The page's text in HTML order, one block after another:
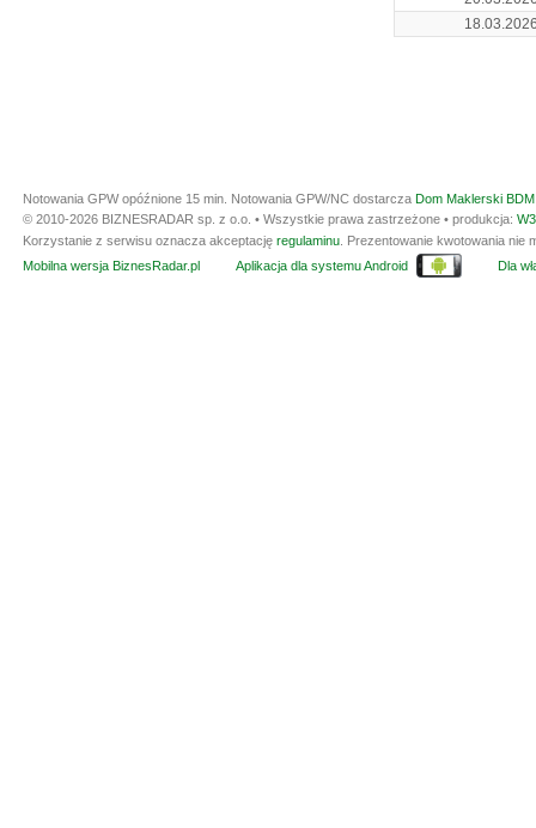
Notowania GPW opóźnione 15 min. Notowania GPW/NC dostarcza Dom Maklerski
© 2010-2026 BIZNESRADAR sp. z o.o. • Wszystkie prawa zastrzeżone • produkcja:
Korzystanie z serwisu oznacza akceptację regulaminu . Prezentowanie kwotowania
Mobilna wersja BiznesRadar.pl
Aplikacja dla systemu Android Dla